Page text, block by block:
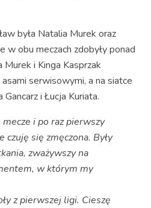
była Natalia Murek oraz
w obu meczach zdobyły ponad
i Kinga Kasprzak
serwisowymi, a na siatce
Gancarz i Łucja Kuriata.
i po raz pierwszy
czuję się zmęczona. Były
zważywszy na
w którym my
z pierwszej ligi. Cieszę